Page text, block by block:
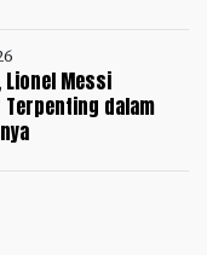
Lionel Messi
Terpenting dalam